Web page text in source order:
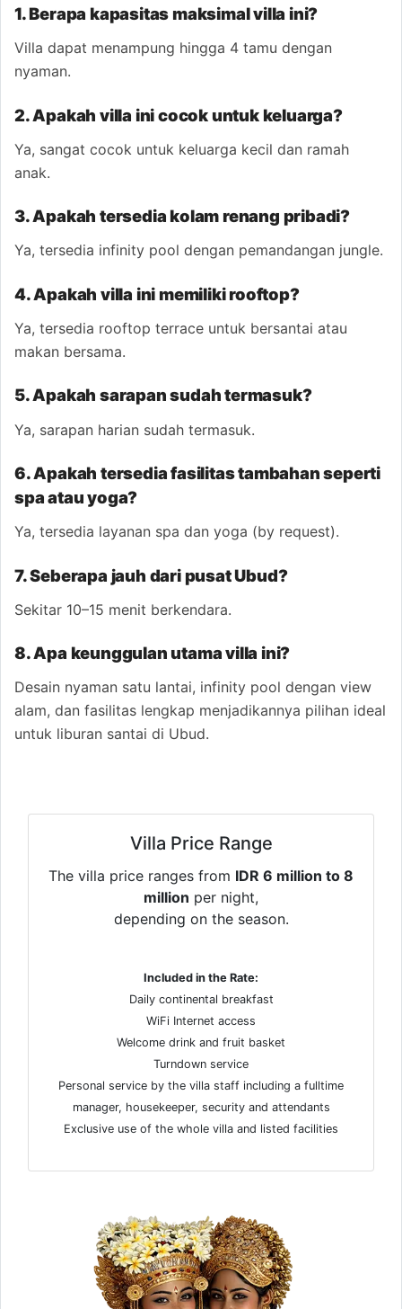
1. Berapa kapasitas maksimal villa ini?
Villa dapat menampung hingga 4 tamu dengan
nyaman.
2. Apakah villa ini cocok untuk keluarga?
Ya, sangat cocok untuk keluarga kecil dan ramah
anak.
3. Apakah tersedia kolam renang pribadi?
Ya, tersedia infinity pool dengan pemandangan jungle.
4. Apakah villa ini memiliki rooftop?
Ya, tersedia rooftop terrace untuk bersantai atau
makan bersama.
5. Apakah sarapan sudah termasuk?
Ya, sarapan harian sudah termasuk.
6. Apakah tersedia fasilitas tambahan seperti
spa atau yoga?
Ya, tersedia layanan spa dan yoga (by request).
7. Seberapa jauh dari pusat Ubud?
Sekitar 10–15 menit berkendara.
8. Apa keunggulan utama villa ini?
Desain nyaman satu lantai, infinity pool dengan view
alam, dan fasilitas lengkap menjadikannya pilihan ideal
untuk liburan santai di Ubud.
Villa Price Range
The villa price ranges from IDR 6 million to 8
million per night,
depending on the season.
Included in the Rate:
Daily continental breakfast
WiFi Internet access
Welcome drink and fruit basket
Turndown service
Personal service by the villa staff including a fulltime
manager, housekeeper, security and attendants
Exclusive use of the whole villa and listed facilities